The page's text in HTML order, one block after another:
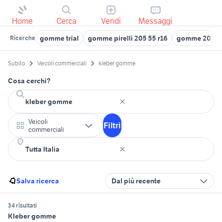
Home Cerca Vendi Messaggi
Ricerche gomme trial gomme pirelli 205 55 r16 gomme 205
Subito Veicoli commerciali kleber gomme
Cosa cerchi?
Veicoli
commerciali
Filtri
Salva ricerca Dal più recente
34 risultati
Kleber gomme